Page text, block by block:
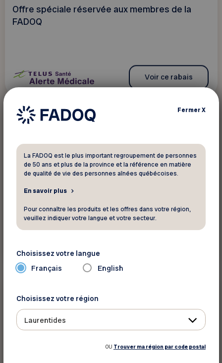
Offre spéciale réservée aux membres de la
FADOQ
Voir ce rabais
Santé - Beauté
Amerispa
20 % sur tous les soins, forfaits, accès aux
bains dans les centres Amerispa et Mo...
Santé - Beauté
Association des Podologues Diplômés
de rabais de 5 $ sur un soin complet
FermerX
La FADOQ est le plus important regroupement de personnes
de 50 ans et plus de la province et la référence en matière
de qualité de vie des personnes aînées québécoises.
En savoir plus
Pour connaître les produits et les offres dans votre région,
veuillez indiquer votre langue et votre secteur.
Choisissez votre langue
Français English
Choisissez votre région
Laurentides
OU Trouver ma région par code postal